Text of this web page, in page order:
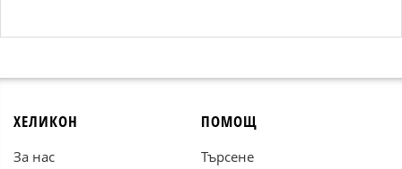
ХЕЛИКОН
За нас
ПОМОЩ
Търсене